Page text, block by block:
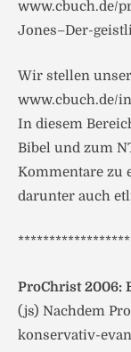
www.cbuch.de/
Jones–Der-
Wir stellen
www.cbuch.de/
In diesem
Bibel und zum
Kommentare zu
darunter auch
ProChrist 2006:
(js) Nachdem
konservativ-